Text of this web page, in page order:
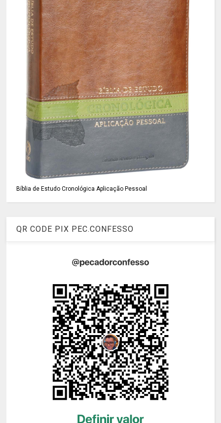
Bíblia de Estudo Cronológica Aplicação Pessoal
QR CODE PIX PEC.CONFESSO